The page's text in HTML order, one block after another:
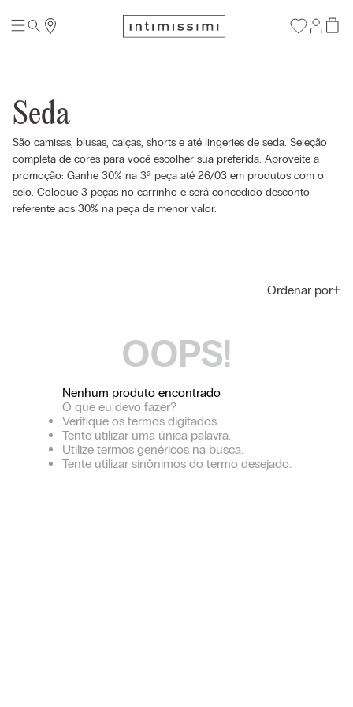
Seda
São camisas, blusas, calças, shorts e até lingeries de seda. Seleção
completa de cores para você escolher sua preferida. Aproveite a
promoção: Ganhe 30% na 3ª peça até 26/03 em produtos com o
selo. Coloque 3 peças no carrinho e será concedido desconto
referente aos 30% na peça de menor valor.
Ordenar por
OOPS!
Nenhum produto encontrado
O que eu devo fazer?
Verifique os termos digitados.
Tente utilizar uma única palavra.
Utilize termos genéricos na busca.
Tente utilizar sinônimos do termo desejado.